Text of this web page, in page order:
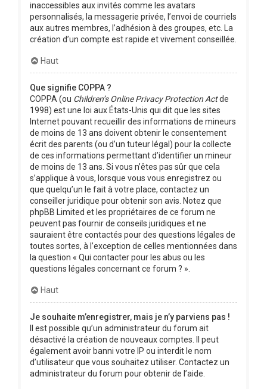
inaccessibles aux invités comme les avatars
personnalisés, la messagerie privée, l’envoi de courriels
aux autres membres, l’adhésion à des groupes, etc. La
création d’un compte est rapide et vivement conseillée.
Haut
Que signifie COPPA ?
COPPA (ou Children’s Online Privacy Protection Actde
1998) est une loi aux États-Unis qui dit que les sites
Internet pouvant recueillir des informations de mineurs
de moins de 13 ans doivent obtenir le consentement
écrit des parents (ou d’un tuteur légal) pour la collecte
de ces informations permettant d’identifier un mineur
de moins de 13 ans. Si vous n’êtes pas sûr que cela
s’applique à vous, lorsque vous vous enregistrez ou
que quelqu’un le fait à votre place, contactez un
conseiller juridique pour obtenir son avis. Notez que
phpBB Limited et les propriétaires de ce forum ne
peuvent pas fournir de conseils juridiques et ne
sauraient être contactés pour des questions légales de
toutes sortes, à l’exception de celles mentionnées dans
la question « Qui contacter pour les abus ou les
questions légales concernant ce forum ? ».
Haut
Je souhaite m’enregistrer, mais je n’y parviens pas !
Il est possible qu’un administrateur du forum ait
désactivé la création de nouveaux comptes. Il peut
également avoir banni votre IP ou interdit le nom
d’utilisateur que vous souhaitez utiliser. Contactez un
administrateur du forum pour obtenir de l’aide.